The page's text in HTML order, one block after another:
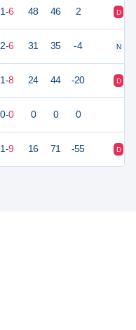
1-6 48 46 2 D
2-6 31 35 -4 N
1-8 24 44 -20 D
0-0 0 0 0
1-9 16 71 -55 D